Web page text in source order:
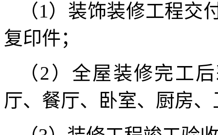
（1）装饰装修工程交
复印件；
（2）全屋装修完工
厅、餐厅、卧室、厨房